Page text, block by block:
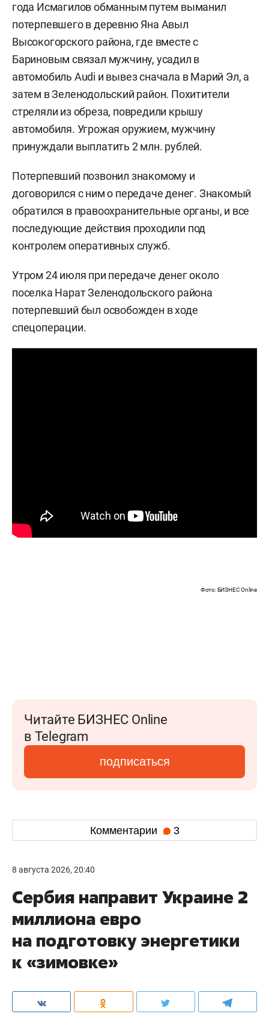
года Исмагилов обманным путем выманил
потерпевшего в деревню Яна Авыл
Высокогорского района, где вместе с
Бариновым связал мужчину, усадил в
автомобиль Audi и вывез сначала в Марий Эл, а
затем в Зеленодольский район. Похитители
стреляли из обреза, повредили крышу
автомобиля. Угрожая оружием, мужчину
принуждали выплатить 2 млн. рублей.
Потерпевший позвонил знакомому и
договорился с ним о передаче денег. Знакомый
обратился в правоохранительные органы, и все
последующие действия проходили под
контролем оперативных служб.
Утром 24 июля при передаче денег около
поселка Нарат Зеленодольского района
потерпевший был освобожден в ходе
спецоперации.
Фото: БИЗНЕС Online
Читайте БИЗНЕС Online
в Telegram
подписаться
Комментарии 3
8 августа 2026, 20:40
Сербия направит Украине 2
миллиона евро
на подготовку энергетики
к «зимовке»